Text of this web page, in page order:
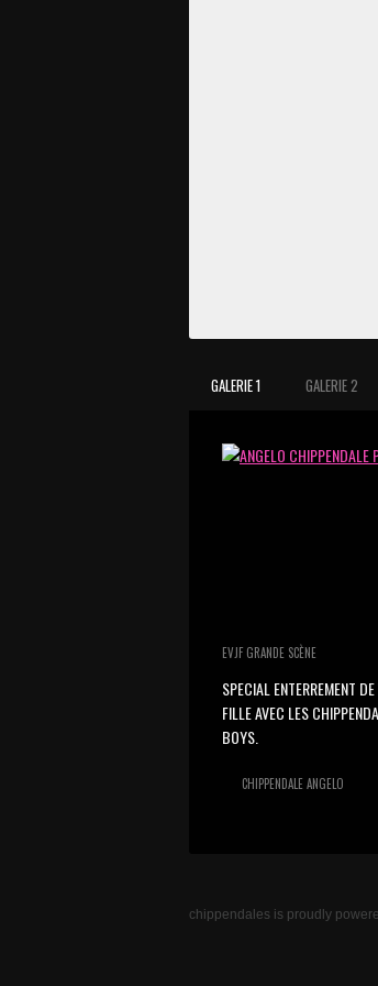
GALERIE 1 GALERIE 2
EVJF GRANDE SCÈNE
SPECIAL ENTERREMENT
FILLE AVEC LES
BOYS.
CHIPPENDALE ANGELO
chippendales is proudly